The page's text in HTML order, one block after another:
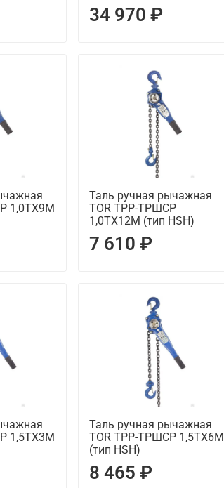
34 970 ₽
1,0ТХ9М
Таль ручная рычажная
TOR ТРР-ТРШСР
1,0ТХ12М (тип HSH)
7 610 ₽
1,5ТХ3М
Таль ручная рычажная
TOR ТРР-ТРШСР 1,5ТХ6М
(тип HSH)
8 465 ₽